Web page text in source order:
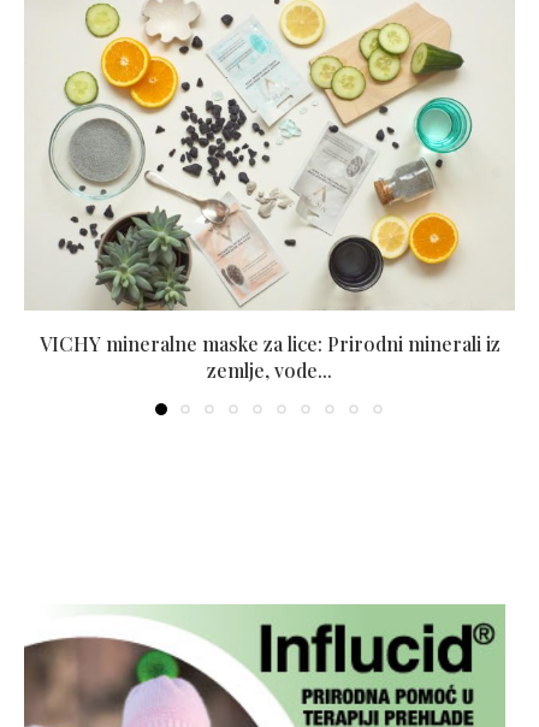
VICHY mineralne maske za lice: Prirodni minerali iz
zemlje, vode...